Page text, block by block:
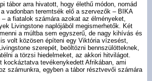
tábor arra hivatott, hogy élethű módon, nomád
vadonban teremtsék elő a szervezők – BIKA
– a fiatalok számára azokat az élményeket,
Livingstone naplójából megismerhetők. Két
a múltba sem egyszerű, de nagy kihívás és
volt közösen építeni egy Viktória vízesést,
szerepét, beöltözni bennszülötteknek,
a törzsi hiedelmeket, az akkori hitvilágot.
kockáztatva tevékenykedett Afrikában, ami
számunkra, egyben a tábor résztvevői számára